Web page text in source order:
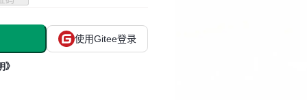
使用Gitee登录
》